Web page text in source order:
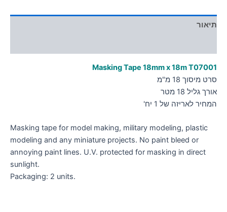
תיאור
Masking Tape 18mm x 18m T07001
סרט מיסוך 18 מ"מ
אורך גליל 18 מטר
המחיר לאריזה של 1 יח'
Masking tape for model making, military modeling, plastic
modeling and any miniature projects. No paint bleed or
annoying paint lines. U.V. protected for masking in direct
sunlight.
Packaging: 2 units.